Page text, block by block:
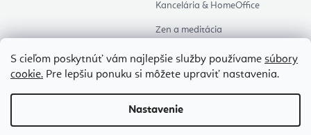
S cieľom poskytnúť vám najlepšie služby používame súbory
cookie. Pre lepšiu ponuku si môžete upraviť nastavenia.
Nastavenie
Kancelária & HomeOffice
Zen a meditácia
Aromaterapia
Zdravý spánok
Naše obľúbené
Copyright 2026Flexity. Všetky práva vyhradené.Upraviť nastavenie cookies